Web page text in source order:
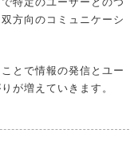
方向のコミュニケーシ
とで情報の発信とユー
が増えていきます。